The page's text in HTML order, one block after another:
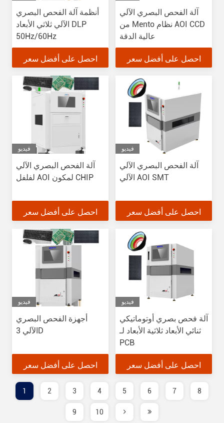
أنظمة آلة الفحص البصري
الآلي ثلاثي الأبعاد DLP
50Hz/60Hz
احصل على أفضل سعر
آلة الفحص البصري الآلي
من Mento نظام AOI CCD
عالية الدقة
احصل على أفضل سعر
فيديو
آلة الفحص البصري الآلي
لفلفل AOI لمكون CHIP
احصل على أفضل سعر
فيديو
آلة الفحص البصري الآلي
الآلي AOI SMT
احصل على أفضل سعر
فيديو
أجهزة الفحص البصري
الآلي 3D
احصل على أفضل سعر
فيديو
آلة فحص بصري أوتوماتيكي
ثنائي الأبعاد ثلاثية الأبعاد لـ
PCB
احصل على أفضل سعر
1 2 3 4 5 6 7 8
9 10